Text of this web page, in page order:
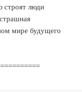
строят люди
мире будущего